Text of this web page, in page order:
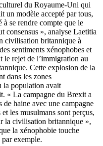
du Royaume-Uni qui
un modèle accepté par tous,
à se rendre compte que le
consensus », analyse Laetitia
civilisation britannique à
sentiments xénophobes et
le rejet de l’immigration au
Cette explosion de la
dans les zones
la population avait
« La campagne du Brexit a
haine avec une campagne
les musulmans sont perçus,
la civilisation britannique »,
la xénophobie touche
exemple.